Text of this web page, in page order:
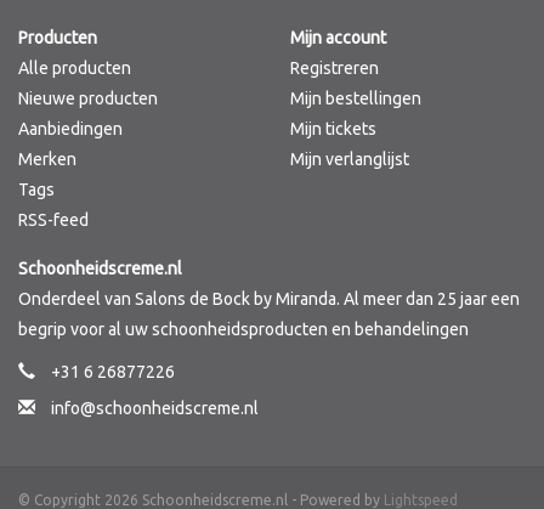
Producten
Alle producten
Nieuwe producten
Aanbiedingen
Merken
Tags
RSS-feed
Mijn account
Registreren
Mijn bestellingen
Mijn tickets
Mijn verlanglijst
Schoonheidscreme.nl
Onderdeel van Salons de Bock by Miranda. Al meer dan 25 jaar een
begrip voor al uw schoonheidsproducten en behandelingen
+31 6 26877226
info@schoonheidscreme.nl
© Copyright 2026 Schoonheidscreme.nl - Powered by Lightspeed